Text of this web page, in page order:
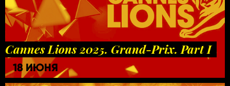
Cannes Lions 2025. Grand-Prix. Part I
18 ИЮНЯ